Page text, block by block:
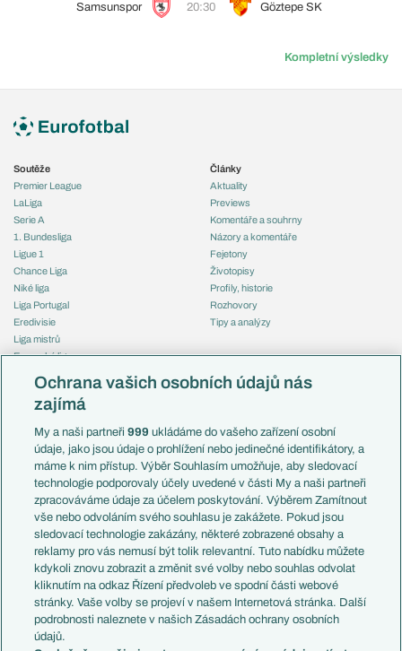
Samsunspor 20:30 Göztepe SK
Kompletní výsledky
Soutěže
Premier League
LaLiga
Serie A
1. Bundesliga
Ligue 1
Chance Liga
Niké liga
Liga Portugal
Eredivisie
Liga mistrů
Evropská liga
Mistrovství světa
Liga národů
Témata
Představení týmů MS
EuroSkauting
PL v kostce
Evropské koeficienty
Přestupy
Přestupové spekulace
Zranění
Kluby
Arsenal FC
Chelsea FC
Články
Aktuality
Previews
Komentáře a souhrny
Názory a komentáře
Fejetony
Životopisy
Profily, historie
Rozhovory
Tipy a analýzy
Česko
Francie
Itálie
Německo
Španělsko
Argentina
Brazílie
Přestupy
Zápasy
Livescore
Tipovací soutěž
Ochrana vašich osobních údajů nás
zajímá
My a naši partneři999 ukládáme do vašeho zařízení osobní
údaje, jako jsou údaje o prohlížení nebo jedinečné identifikátory, a
máme k nim přístup. Výběr Souhlasím umožňuje, aby sledovací
technologie podporovaly účely uvedené v části My a naši partneři
zpracováváme údaje za účelem poskytování. Výběrem Zamítnout
vše nebo odvoláním svého souhlasu je zakážete. Pokud jsou
sledovací technologie zakázány, některé zobrazené obsahy a
reklamy pro vás nemusí být tolik relevantní. Tuto nabídku můžete
kdykoli znovu zobrazit a změnit své volby nebo souhlas odvolat
kliknutím na odkaz Řízení předvoleb ve spodní části webové
stránky. Vaše volby se projeví v našem Internetová stránka. Další
podrobnosti naleznete v našich Zásadách ochrany osobních
údajů.